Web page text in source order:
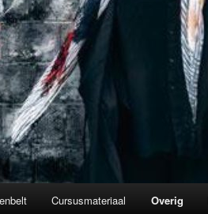
Cursusmateriaal Overig